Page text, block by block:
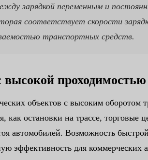
зарядкой переменным и
соответствует скорости
транспортных средств.
высокой
объектов с высоким оборотом
как остановки на трассе,
автомобилей. Возможность
эффективность для коммерческих